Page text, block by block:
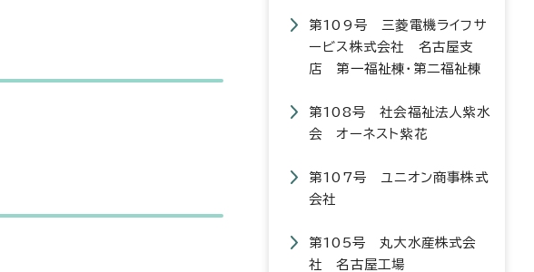
第109号 三菱電機ライフサ
ービス株式会社 名古屋支
店 第一福祉棟・第二福祉棟
第108号 社会福祉法人紫水
会 オーネスト紫花
第107号 ユニオン商事株式
会社
第105号 丸大水産株式会
社 名古屋工場